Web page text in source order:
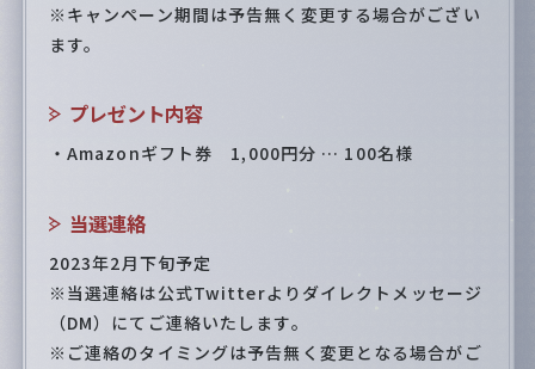
※キャンペーン期間は予告無く変更する場合がござい
ます。
プレゼント内容
・Amazonギフト券 1,000円分 … 100名様
当選連絡
2023年2月下旬予定
※当選連絡は公式Twitterよりダイレクトメッセージ
（DM）にてご連絡いたします。
※ご連絡のタイミングは予告無く変更となる場合がご